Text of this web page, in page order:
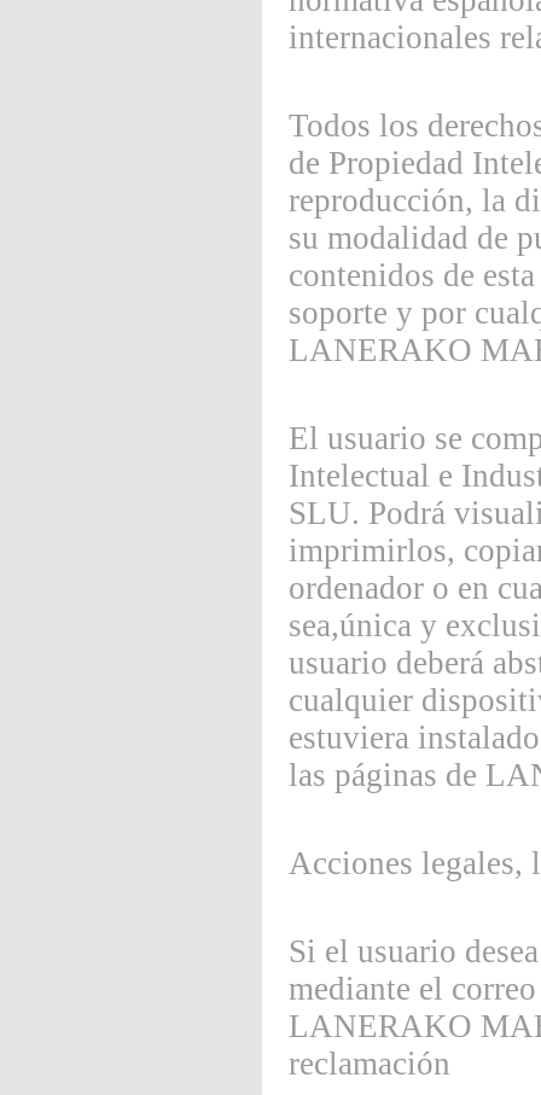
internacionales
Todos los
de Propiedad
reproducción, la
su modalidad de
contenidos de
soporte y por
LANERAKO
El usuario se
Intelectual e
SLU. Podrá
imprimirlos,
ordenador o en
sea,única y
usuario deberá
cualquier
estuviera
las páginas de
Acciones
Si el usuario
mediante el
LANERAKO
reclamación